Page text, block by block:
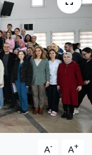
A- A+